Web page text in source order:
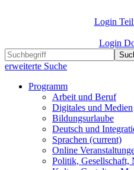
Login
Login
erweiterte Suche
Programm
Arbeit und Beruf
Digitales und Medien
Bildungsurlaube
Deutsch und
Sprachen (current)
Online
Politik, Gesellschaft,